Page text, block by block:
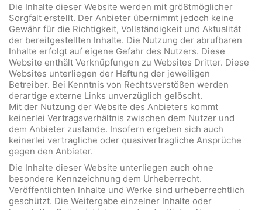
Die Inhalte dieser Website werden mit größtmöglicher
Sorgfalt erstellt. Der Anbieter übernimmt jedoch keine
Gewähr für die Richtigkeit, Vollständigkeit und Aktualität
der bereitgestellten Inhalte. Die Nutzung der abrufbaren
Inhalte erfolgt auf eigene Gefahr des Nutzers. Diese
Website enthält Verknüpfungen zu Websites Dritter. Diese
Websites unterliegen der Haftung der jeweiligen
Betreiber. Bei Kenntnis von Rechtsverstößen werden
derartige externe Links unverzüglich gelöscht.
Mit der Nutzung der Website des Anbieters kommt
keinerlei Vertragsverhältnis zwischen dem Nutzer und
dem Anbieter zustande. Insofern ergeben sich auch
keinerlei vertragliche oder quasivertragliche Ansprüche
gegen den Anbieter.
Die Inhalte dieser Website unterliegen auch ohne
besondere Kennzeichnung dem Urheberrecht.
Veröffentlichten Inhalte und Werke sind urheberrechtlich
geschützt. Die Weitergabe einzelner Inhalte oder